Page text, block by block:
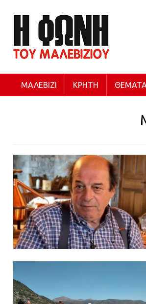
ΜΑΛΕΒΊΖΙ ΚΡΉΤΗ